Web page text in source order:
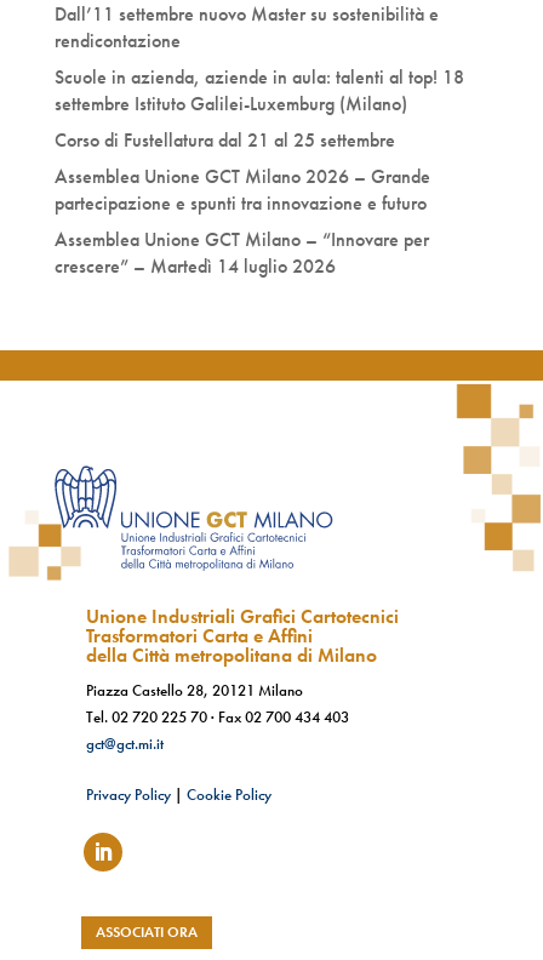
Dall’11 settembre nuovo Master su sostenibilità e
rendicontazione
Scuole in azienda, aziende in aula: talenti al top! 18
settembre Istituto Galilei-Luxemburg (Milano)
Corso di Fustellatura dal 21 al 25 settembre
Assemblea Unione GCT Milano 2026 – Grande
partecipazione e spunti tra innovazione e futuro
Assemblea Unione GCT Milano – “Innovare per
crescere” – Martedì 14 luglio 2026
Unione Industriali Grafici Cartotecnici
Trasformatori Carta e Affini
della Città metropolitana di Milano
Piazza Castello 28, 20121 Milano
Tel.02 720 225 70· Fax02 700 434 403
gct@gct.mi.it
Privacy Policy| Cookie Policy
ASSOCIATI ORA